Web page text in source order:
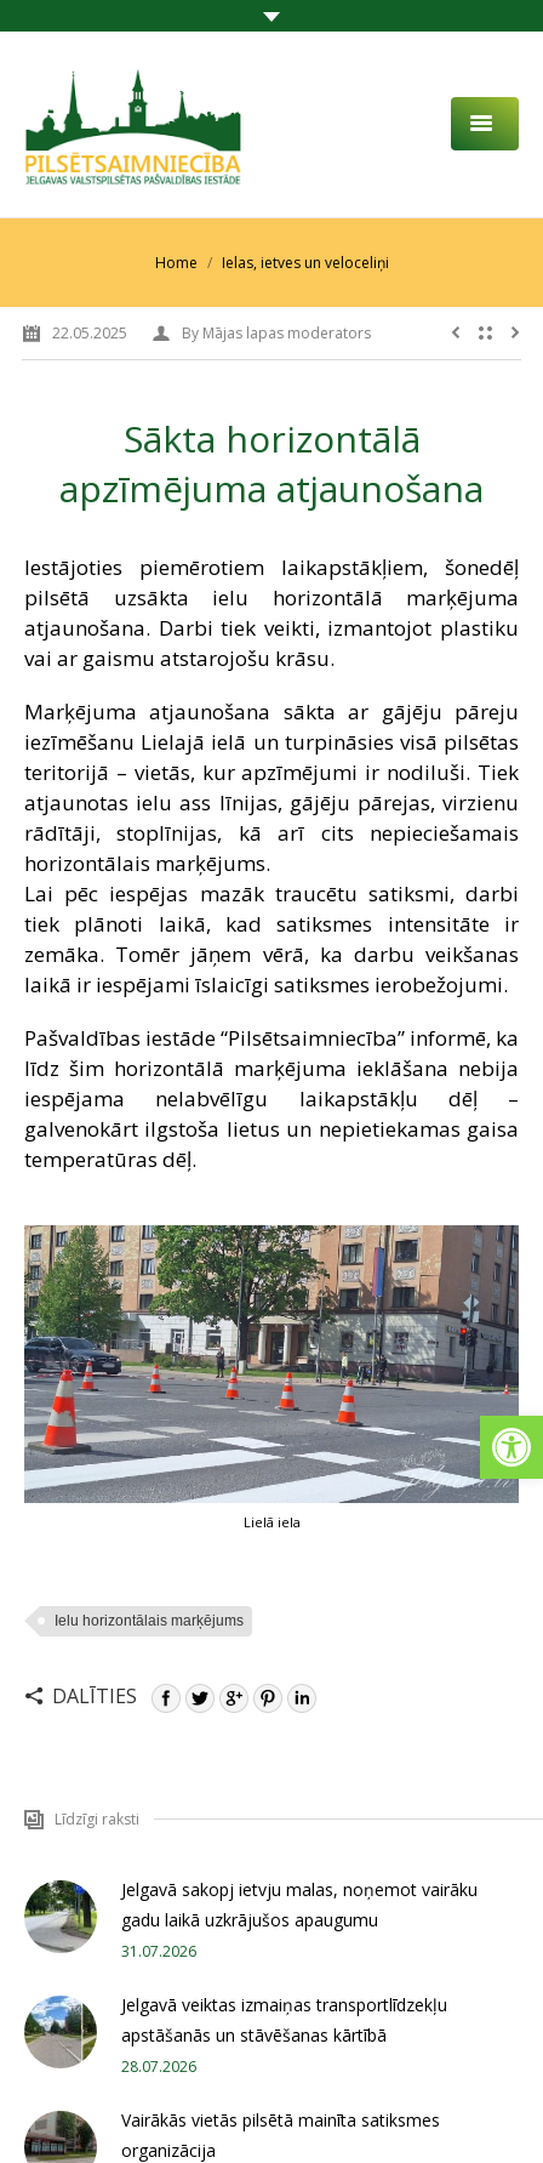
PAR MUMS
SAZIŅA
You are here:Home Ielas, ietves un veloceliņi
22.05.2025 By Mājas lapas moderators
Sākta horizontālā
apzīmējuma atjaunošana
Iestājoties piemērotiem laikapstākļiem, šonedēļ
pilsētā uzsākta ielu horizontālā marķējuma
atjaunošana. Darbi tiek veikti, izmantojot plastiku
vai ar gaismu atstarojošu krāsu.
Marķējuma atjaunošana sākta ar gājēju pāreju
iezīmēšanu Lielajā ielā un turpināsies visā pilsētas
teritorijā – vietās, kur apzīmējumi ir nodiluši. Tiek
atjaunotas ielu ass līnijas, gājēju pārejas, virzienu
rādītāji, stoplīnijas, kā arī cits nepieciešamais
horizontālais marķējums.
Lai pēc iespējas mazāk traucētu satiksmi, darbi
tiek plānoti laikā, kad satiksmes intensitāte ir
zemāka. Tomēr jāņem vērā, ka darbu veikšanas
laikā ir iespējami īslaicīgi satiksmes ierobežojumi.
Pašvaldības iestāde “Pilsētsaimniecība” informē, ka
līdz šim horizontālā marķējuma ieklāšana nebija
iespējama nelabvēlīgu laikapstākļu dēļ –
galvenokārt ilgstoša lietus un nepietiekamas gaisa
temperatūras dēļ.
Lielā iela
Ielu horizontālais marķējums
DALĪTIES
Līdzīgi raksti
Jelgavā sakopj ietvju malas, noņemot vairāku
gadu laikā uzkrājušos apaugumu
31.07.2026
Jelgavā veiktas izmaiņas transportlīdzekļu
apstāšanās un stāvēšanas kārtībā
28.07.2026
Vairākās vietās pilsētā mainīta satiksmes
organizācija